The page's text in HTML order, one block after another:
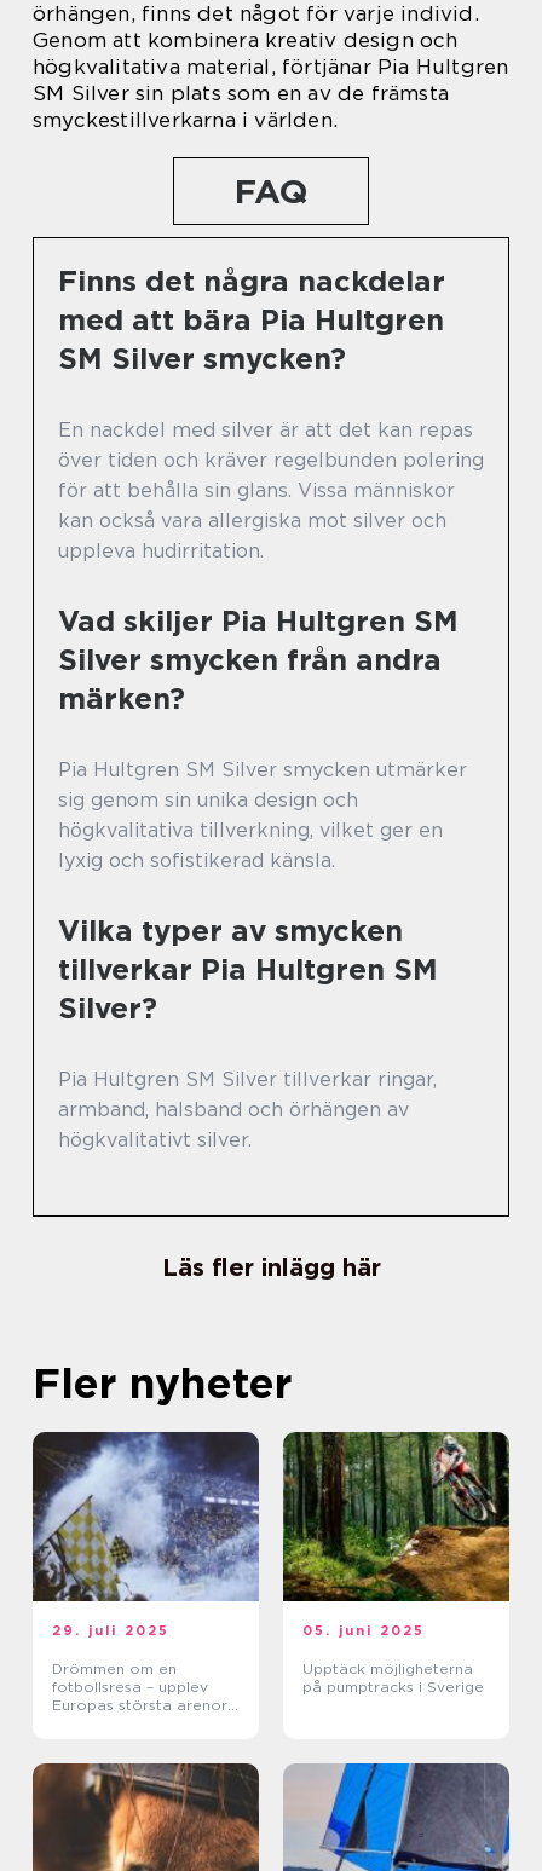
örhängen, finns det något för varje individ.
Genom att kombinera kreativ design och
högkvalitativa material, förtjänar Pia Hultgren
SM Silver sin plats som en av de främsta
smyckestillverkarna i världen.
FAQ
Finns det några nackdelar
med att bära Pia Hultgren
SM Silver smycken?
En nackdel med silver är att det kan repas
över tiden och kräver regelbunden polering
för att behålla sin glans. Vissa människor
kan också vara allergiska mot silver och
uppleva hudirritation.
Vad skiljer Pia Hultgren SM
Silver smycken från andra
märken?
Pia Hultgren SM Silver smycken utmärker
sig genom sin unika design och
högkvalitativa tillverkning, vilket ger en
lyxig och sofistikerad känsla.
Vilka typer av smycken
tillverkar Pia Hultgren SM
Silver?
Pia Hultgren SM Silver tillverkar ringar,
armband, halsband och örhängen av
högkvalitativt silver.
Läs fler inlägg här
Fler nyheter
29. juli 2025
Drömmen om en
fotbollsresa – upplev
Europas största arenor
05. juni 2025
Upptäck möjligheterna
på pumptracks i Sverige